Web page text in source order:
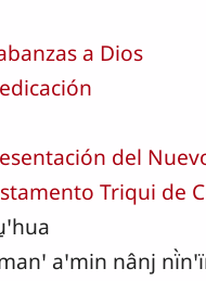
a Dios
del
Triqui de
aꞌmin nânj